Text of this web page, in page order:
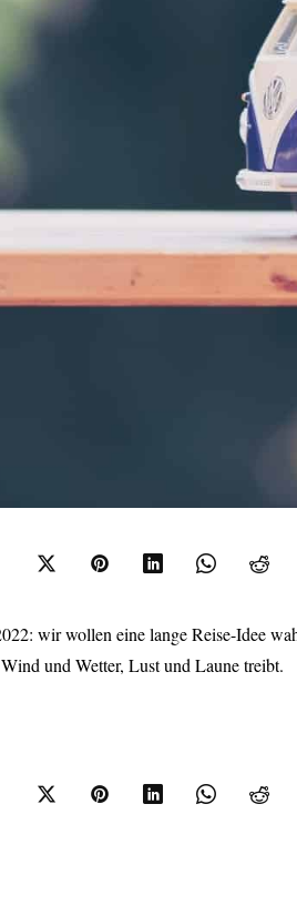
wir wollen eine lange Reise-Idee
und Wetter, Lust und Laune treibt.